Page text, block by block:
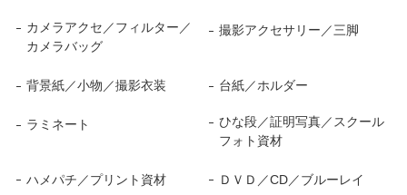
カメラアクセ／フィルター／
カメラバッグ
撮影アクセサリー／三脚
背景紙／小物／撮影衣装 台紙／ホルダー
ラミネート
ひな段／証明写真／スクール
フォト資材
ハメパチ／プリント資材 ＤＶＤ／CD／ブルーレイ